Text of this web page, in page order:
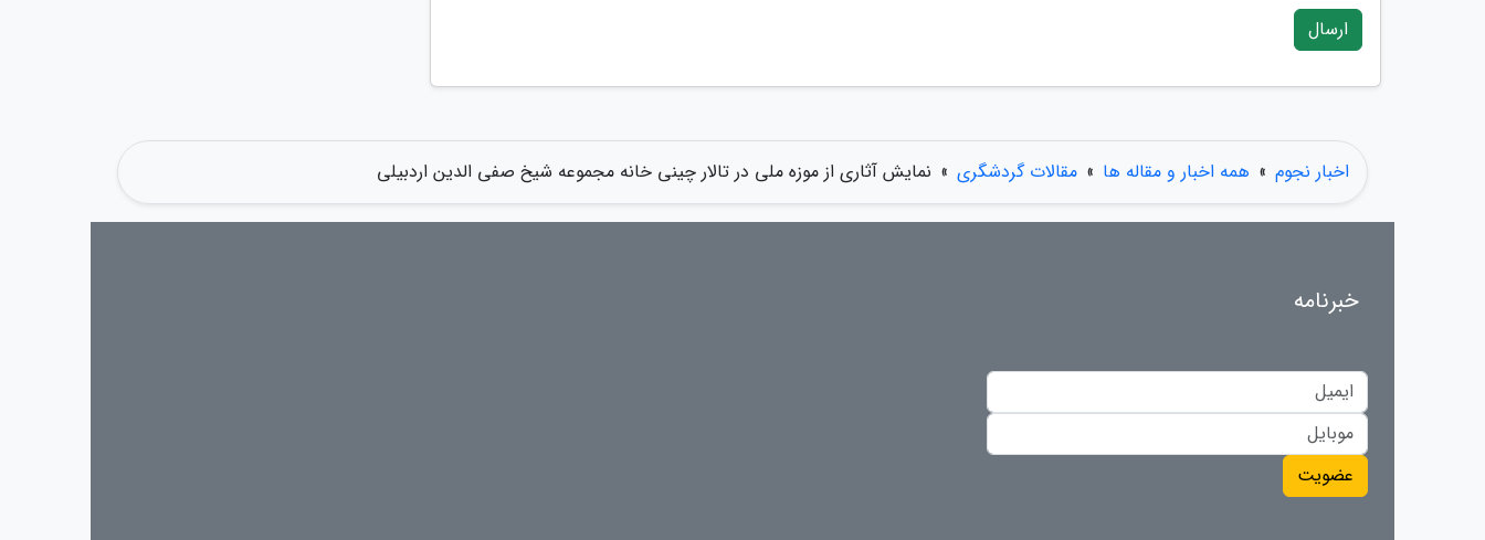
ارسال
اخبار نجوم » همه اخبار و مقاله ها » مقالات گردشگری » نمایش آثاری از موزه ملی در تالار چینی خانه مجموعه شیخ صفی الدین اردبیلی
خبرنامه
عضویت